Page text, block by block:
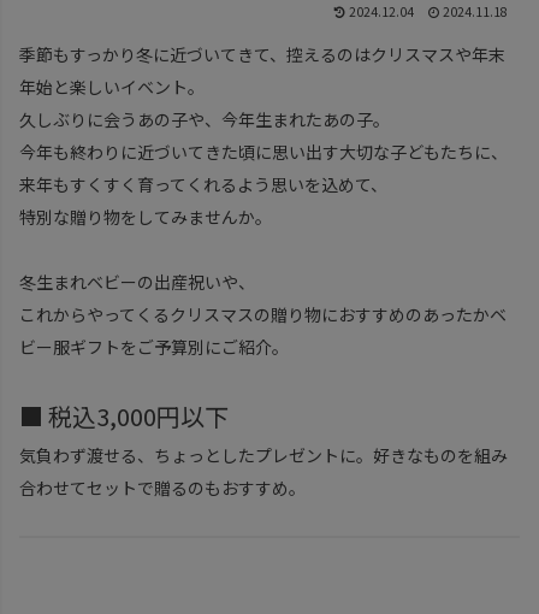
2024.12.04 2024.11.18
季節もすっかり冬に近づいてきて、控えるのはクリスマスや年末
年始と楽しいイベント。
久しぶりに会うあの子や、今年生まれたあの子。
今年も終わりに近づいてきた頃に思い出す大切な子どもたちに、
来年もすくすく育ってくれるよう思いを込めて、
特別な贈り物をしてみませんか。
冬生まれベビーの出産祝いや、
これからやってくるクリスマスの贈り物におすすめのあったかベ
ビー服ギフトをご予算別にご紹介。
■ 税込3,000円以下
気負わず渡せる、ちょっとしたプレゼントに。好きなものを組み
合わせてセットで贈るのもおすすめ。